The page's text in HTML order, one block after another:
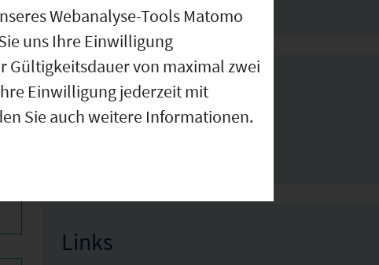
Downloads
Links
Webanalyse-Tools Matomo
uns Ihre Einwilligung
Gültigkeitsdauer von maximal zwei
Einwilligung jederzeit mit
Sie auch weitere Informationen.